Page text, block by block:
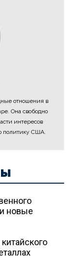
отношения в
Она свободно
интересов
политику США.
новые